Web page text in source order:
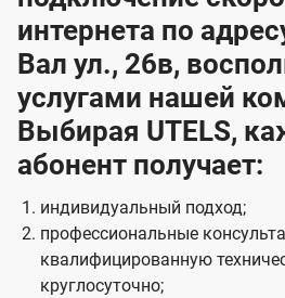
интернета по
Вал ул., 26в,
услугами нашей
Выбирая UTELS,
абонент получает:
индивидуальный подход;
профессиональные
квалифицированную
круглосуточно;